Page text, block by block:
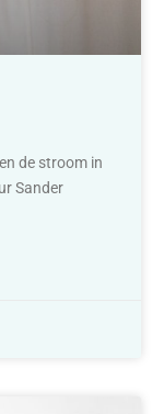
de stroom in
Sander